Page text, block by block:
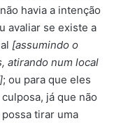
havia a intenção
avaliar se existe a
[assumindo o
atirando num local
; ou para que eles
já que não
tirar uma